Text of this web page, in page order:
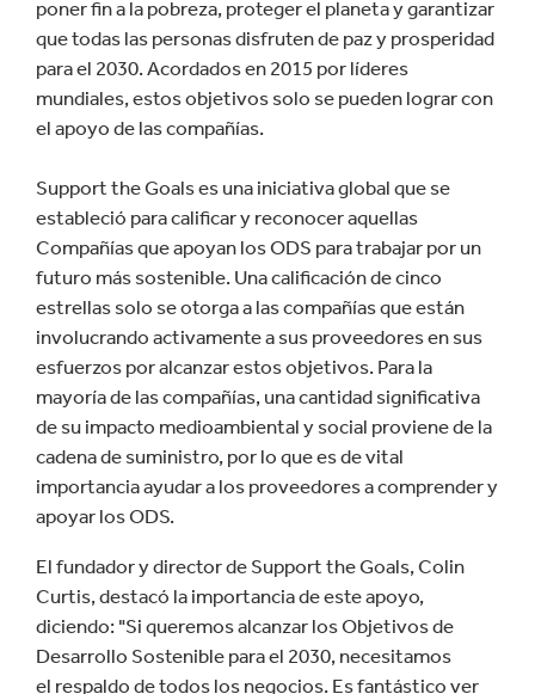
poner fin a la pobreza, proteger el planeta y garantizar
que todas las personas disfruten de paz y prosperidad
para el 2030. Acordados en 2015 por líderes
mundiales, estos objetivos solo se pueden lograr con
el apoyo de las compañías.
Support the Goals es una iniciativa global que se
estableció para calificar y reconocer aquellas
Compañías que apoyan los ODS para trabajar por un
futuro más sostenible. Una calificación de cinco
estrellas solo se otorga a las compañías que están
involucrando activamente a sus proveedores en sus
esfuerzos por alcanzar estos objetivos. Para la
mayoría de las compañías, una cantidad significativa
de su impacto medioambiental y social proviene de la
cadena de suministro, por lo que es de vital
importancia ayudar a los proveedores a comprender y
apoyar los ODS.
El fundador y director de Support the Goals, Colin
Curtis, destacó la importancia de este apoyo,
diciendo: "Si queremos alcanzar los Objetivos de
Desarrollo Sostenible para el 2030, necesitamos
el respaldo de todos los negocios. Es fantástico ver